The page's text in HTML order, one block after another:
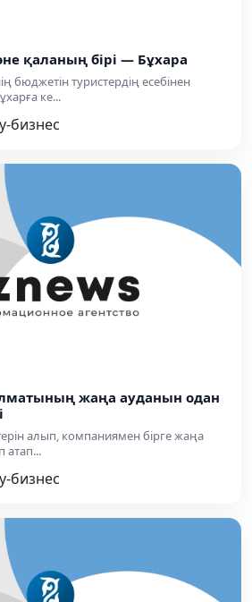
қаланың бірі — Бұхара
бюджетін туристердің есебінен
ке...
бизнес
жаңа ауданын одан
алып, компаниямен бірге жаңа
атап...
бизнес